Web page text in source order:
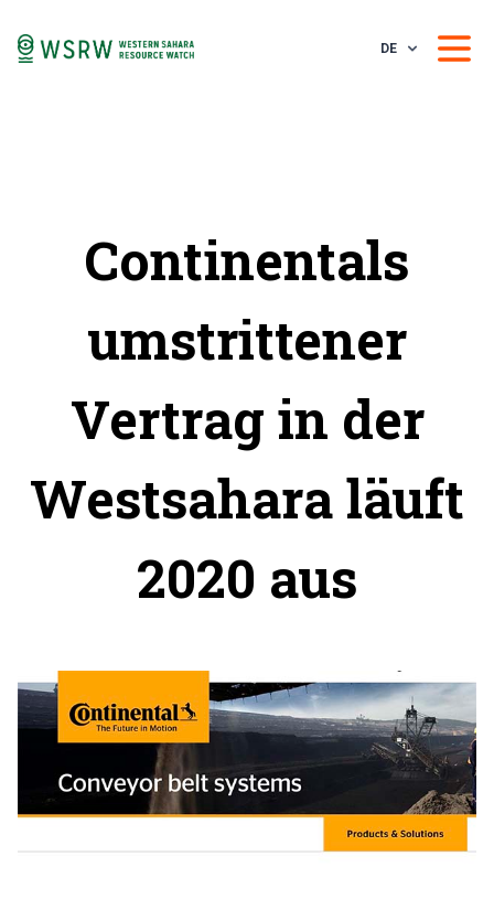
DE
Continentals
umstrittener
Vertrag in der
Westsahara läuft
2020 aus